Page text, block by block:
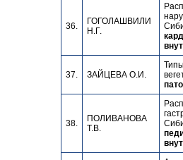
36.
ГОГОЛАШВИЛИ
Н.Г.
37. ЗАЙЦЕВА О.И.
38.
ПОЛИВАНОВА
Т.В.